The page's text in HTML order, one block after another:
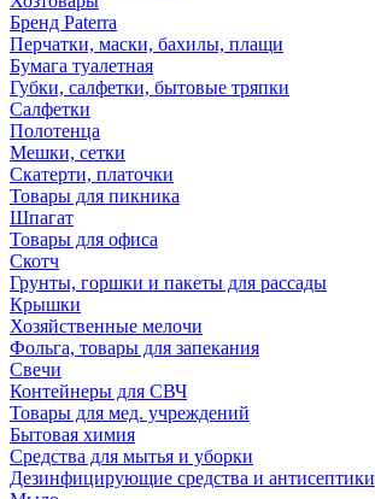
Бренд Paterra
Перчатки, маски, бахилы, плащи
Бумага туалетная
Губки, салфетки, бытовые тряпки
Салфетки
Полотенца
Мешки, сетки
Скатерти, платочки
Товары для пикника
Шпагат
Товары для офиса
Скотч
Грунты, горшки и пакеты для рассады
Крышки
Хозяйственные мелочи
Фольга, товары для запекания
Свечи
Контейнеры для СВЧ
Товары для мед. учреждений
Бытовая химия
Средства для мытья и уборки
Дезинфицирующие средства и антисептики